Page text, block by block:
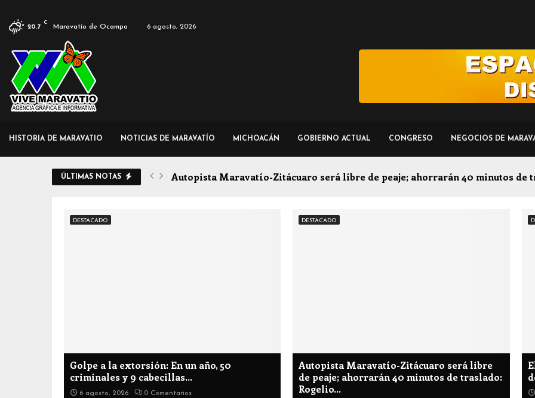
20.7
C
Maravatío de Ocampo 6 agosto, 2026
HISTORIA DE MARAVATIO NOTICIAS DE MARAVATÍO MICHOACÁN GOBIERNO ACTUAL CONGRESO NEGOCIOS DE
ÚLTIMAS NOTAS Autopista Maravatío-Zitácuaro será libre de peaje; ahorrarán 40 minutos de
DESTACADO
Golpe a la extorsión: En un año, 50
criminales y 9 cabecillas...
6 agosto, 2026 0 Comentarios
DESTACADO
Autopista Maravatío-Zitácuaro será libre
de peaje; ahorrarán 40 minutos de traslado:
Rogelio...